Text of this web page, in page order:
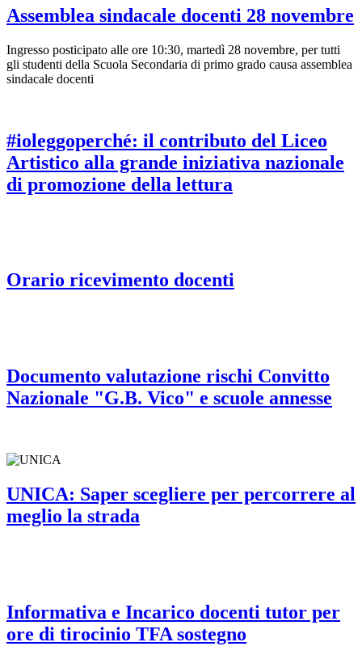
Assemblea sindacale docenti 28 novembre
Ingresso posticipato alle ore 10:30, martedì 28 novembre, per tutti
gli studenti della Scuola Secondaria di primo grado causa assemblea
sindacale docenti
#ioleggoperché: il contributo del Liceo
Artistico alla grande iniziativa nazionale
di promozione della lettura
Orario ricevimento docenti
Documento valutazione rischi Convitto
Nazionale "G.B. Vico" e scuole annesse
UNICA: Saper scegliere per percorrere al
meglio la strada
Informativa e Incarico docenti tutor per
ore di tirocinio TFA sostegno